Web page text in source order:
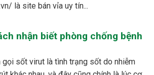
là site bán vỉa uy tín...
nhận biết phòng chống bệnh
sốt virut là tình trạng sốt do nhiễm